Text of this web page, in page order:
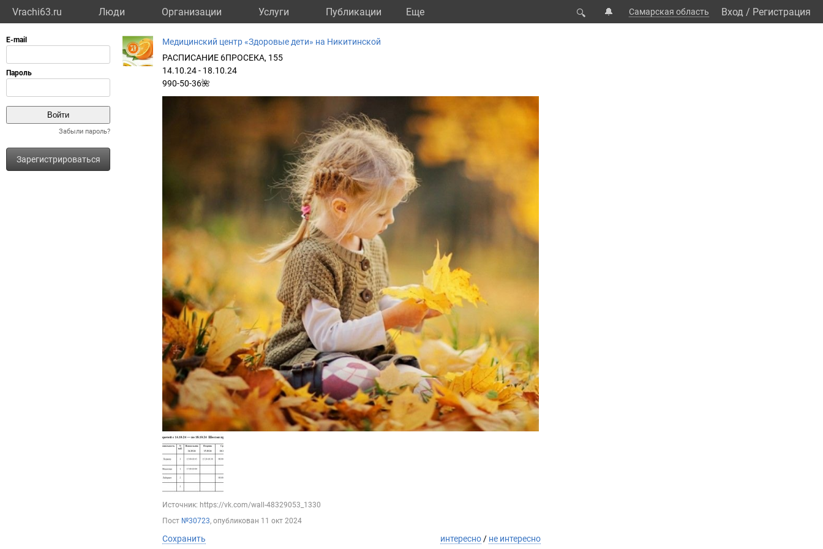
Vrachi63.ru Люди Организации Услуги Публикации Eще 🔍 🔔 Самарская область Вход / Регистрация
Забыли пароль?
Зарегистрироваться
Медицинский центр «Здоровые дети» на Никитинской
РАСПИСАНИЕ 6ПРОСЕКА, 155
14.10.24 - 18.10.24
990-50-36🌺
Источник: https://vk.com/wall-48329053_1330
Пост №30723, опубликован 11 окт 2024
Сохранить интересно / не интересно